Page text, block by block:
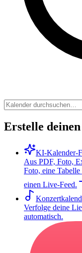
Erstelle
KI-Kalender-
Aus PDF, Foto,
Foto, eine
einen Live-Feed.
Verfolge deine
automatisch.